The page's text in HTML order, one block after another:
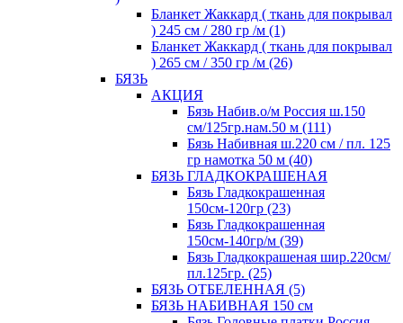
Бланкет Жаккард ( ткань для покрывал
) 245 см / 280 гр /м (1)
Бланкет Жаккард ( ткань для покрывал
) 265 см / 350 гр /м (26)
БЯЗЬ
АКЦИЯ
Бязь Набив.о/м Россия ш.150
см/125гр.нам.50 м (111)
Бязь Набивная ш.220 см / пл. 125
гр намотка 50 м (40)
БЯЗЬ ГЛАДКОКРАШЕНАЯ
Бязь Гладкокрашенная
150см-120гр (23)
Бязь Гладкокрашенная
150см-140гр/м (39)
Бязь Гладкокрашеная шир.220см/
пл.125гр. (25)
БЯЗЬ ОТБЕЛЕННАЯ (5)
БЯЗЬ НАБИВНАЯ 150 см